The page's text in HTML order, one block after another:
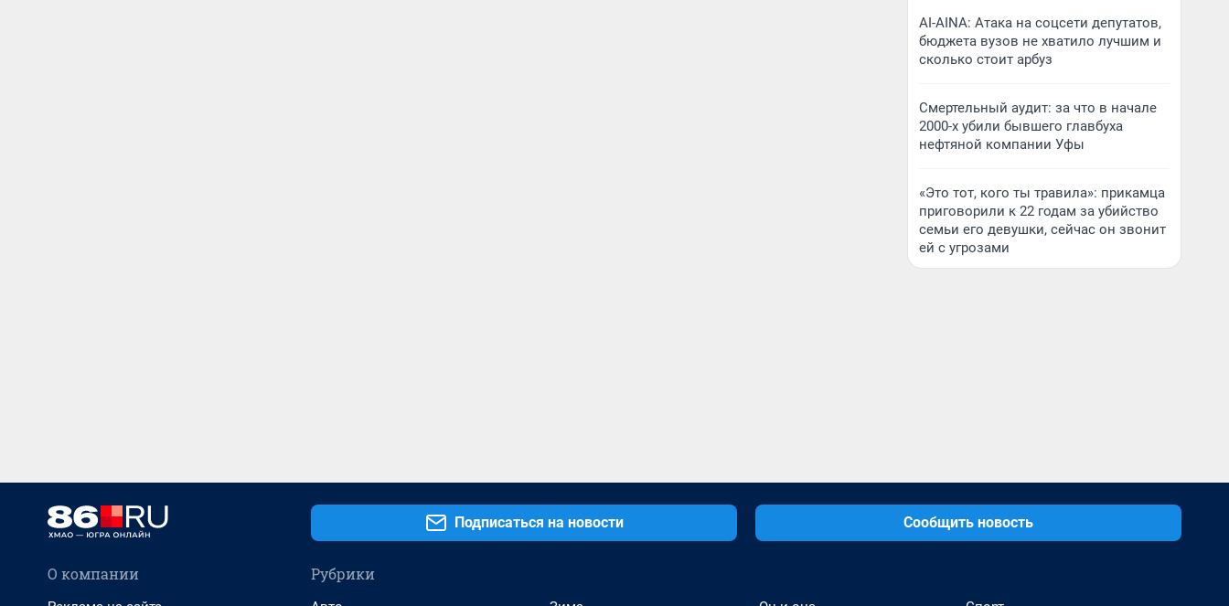
AI-AINA: Атака на соцсети депутатов,
бюджета вузов не хватило лучшим и
сколько стоит арбуз
Смертельный аудит: за что в начале
2000-х убили бывшего главбуха
нефтяной компании Уфы
«Это тот, кого ты травила»: прикамца
приговорили к 22 годам за убийство
семьи его девушки, сейчас он звонит
ей с угрозами
Подписаться на новости Сообщить новость
О компании Рубрики